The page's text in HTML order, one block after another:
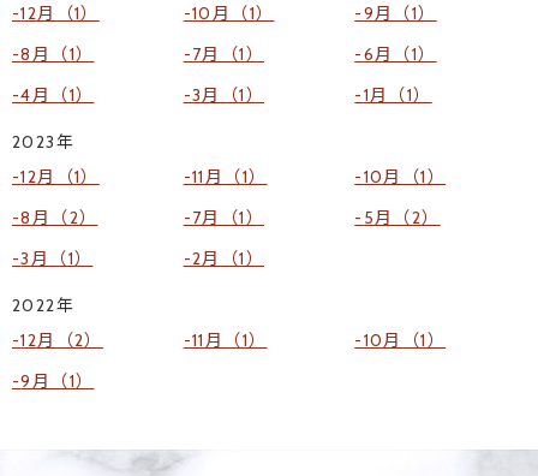
12月（1）
10月（1）
9月（1）
8月（1）
7月（1）
6月（1）
4月（1）
3月（1） 1月（1）
2023年
12月（1）
11月（1）
10月（1）
8月（2）
7月（1）
5月（2）
3月（1）
2月（1）
2022年
12月（2）
11月（1）
10月（1）
9月（1）